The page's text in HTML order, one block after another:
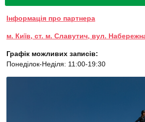
Інформація про партнера
м. Київ, ст. м. Славутич, вул.
Графік можливих записів:
Понеділок-Неділя: 11:00-19:30